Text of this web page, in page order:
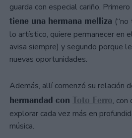
guarda con especial cariño.
tiene una hermana melliza
lo artístico, quiere permanecer en
avisa siempre) y segundo porque
nuevas oportunidades.
Además, allí comenzó su relación
hermandad con Toto Ferro, con
explorar cada vez más en
música.